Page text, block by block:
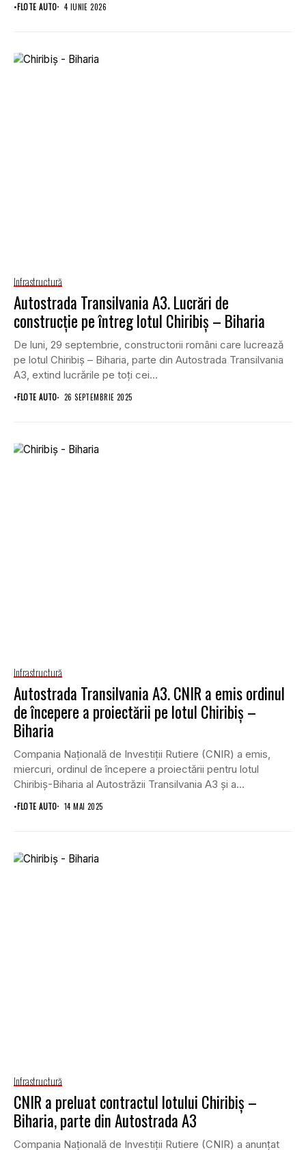
•FLOTE AUTO 4 IUNIE 2026
Infrastructură
Autostrada Transilvania A3. Lucrări de
construcție pe întreg lotul Chiribiș – Biharia
De luni, 29 septembrie, constructorii români care lucrează
pe lotul Chiribiș – Biharia, parte din Autostrada Transilvania
A3, extind lucrările pe toți cei...
•FLOTE AUTO 26 SEPTEMBRIE 2025
Infrastructură
Autostrada Transilvania A3. CNIR a emis ordinul
de începere a proiectării pe lotul Chiribiș –
Biharia
Compania Națională de Investiții Rutiere (CNIR) a emis,
miercuri, ordinul de începere a proiectării pentru lotul
Chiribiș-Biharia al Autostrăzii Transilvania A3 și a...
•FLOTE AUTO 14 MAI 2025
Infrastructură
CNIR a preluat contractul lotului Chiribiș –
Biharia, parte din Autostrada A3
Compania Națională de Investiții Rutiere (CNIR) a anunțat